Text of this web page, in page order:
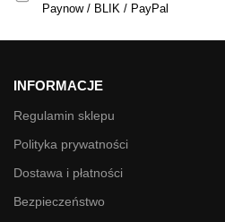
Paynow / BLIK / PayPal
INFORMACJE
Regulamin sklepu
Polityka prywatności
Dostawa i płatności
Bezpieczeństwo